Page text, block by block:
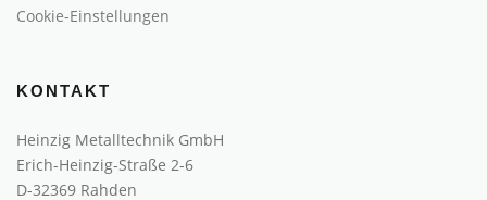
Cookie-Einstellungen
KONTAKT
Heinzig Metalltechnik GmbH
Erich-Heinzig-Straße 2-6
D-32369 Rahden